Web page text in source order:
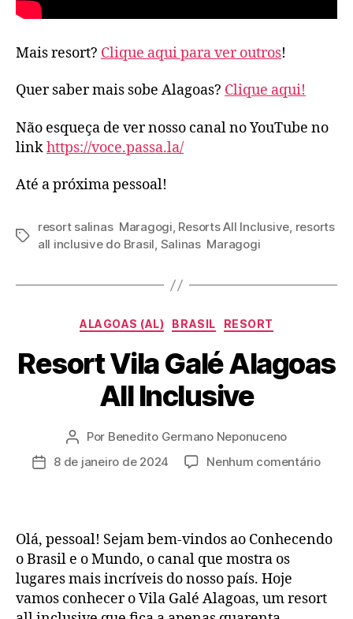
Mais resort? Clique aqui para ver outros!
Quer saber mais sobe Alagoas? Clique aqui!
Não esqueça de ver nosso canal no YouTube no
linkhttps://voce.passa.la/
Até a próxima pessoal!
Tags
resort salinas Maragogi, Resorts All Inclusive, resorts
all inclusive do Brasil, Salinas Maragogi
Categorias
ALAGOAS (AL) BRASIL RESORT
Resort Vila Galé Alagoas
All Inclusive
Autor
do
post
Por Benedito Germano Neponuceno
Data8 de janeiro de 2024 Nenhum comentárioem
All
Olá, pessoal! Sejam bem-vindos ao Conhecendo
o Brasil e o Mundo, o canal que mostra os
lugares mais incríveis do nosso país. Hoje
vamos conhecer o Vila Galé Alagoas, um resort